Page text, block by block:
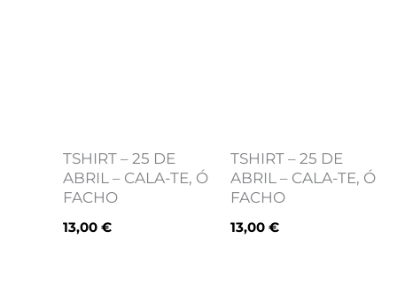
TSHIRT – 25 DE
ABRIL – CALA-TE, Ó
FACHO
13,00 €
TSHIRT – 25 DE
ABRIL – CALA-TE, Ó
FACHO
13,00 €